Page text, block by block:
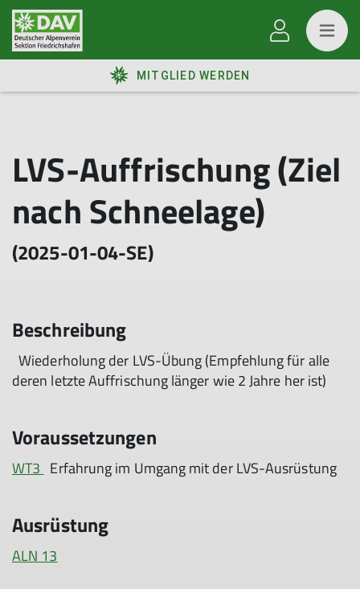
MITGLIED WERDEN
LVS-Auffrischung (Ziel
nach Schneelage)
(2025-01-04-SE)
Beschreibung
Wiederholung der LVS-Übung (Empfehlung für alle
deren letzte Auffrischung länger wie 2 Jahre her ist)
Voraussetzungen
WT3 Erfahrung im Umgang mit der LVS-Ausrüstung
Ausrüstung
ALN 13